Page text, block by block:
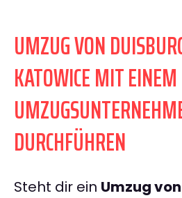
UMZUG VON
KATOWICE MIT EINEM
DURCHFÜHREN
Steht dir ein Umzug